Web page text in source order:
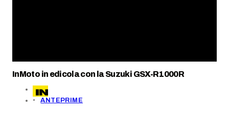
InMoto in edicola con la Suzuki GSX-R1000R
ANTEPRIME